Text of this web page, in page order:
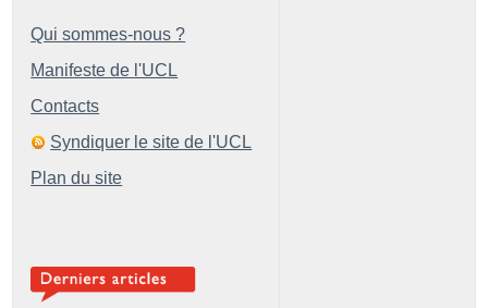
Qui sommes-nous ?
Manifeste de l'UCL
Contacts
Syndiquer le site de l'UCL
Plan du site